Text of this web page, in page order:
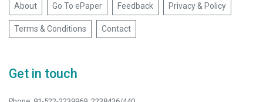
About Go To ePaper Feedback Privacy & Policy
Terms & Conditions Contact
Get in touch